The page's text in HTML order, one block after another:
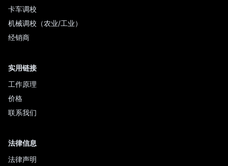
卡车调校
机械调校（农业/工业）
经销商
实用链接
工作原理
价格
联系我们
法律信息
法律声明